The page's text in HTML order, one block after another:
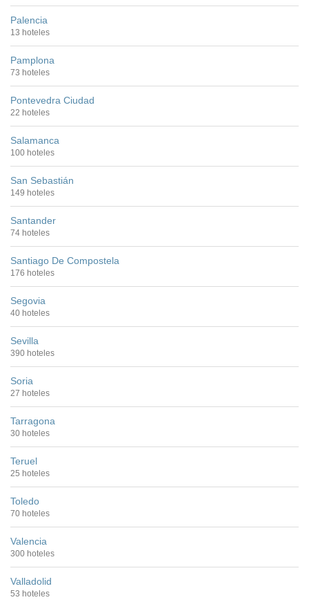
Palencia
13 hoteles
Pamplona
73 hoteles
Pontevedra Ciudad
22 hoteles
Salamanca
100 hoteles
San Sebastián
149 hoteles
Santander
74 hoteles
Santiago De Compostela
176 hoteles
Segovia
40 hoteles
Sevilla
390 hoteles
Soria
27 hoteles
Tarragona
30 hoteles
Teruel
25 hoteles
Toledo
70 hoteles
Valencia
300 hoteles
Valladolid
53 hoteles